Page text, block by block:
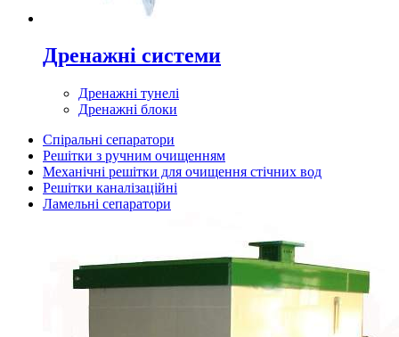
Дренажні системи
Дренажні тунелі
Дренажні блоки
Спіральні сепаратори
Решітки з ручним очищенням
Механічні решітки для очищення стічних вод
Решітки каналізаційні
Ламельні сепаратори